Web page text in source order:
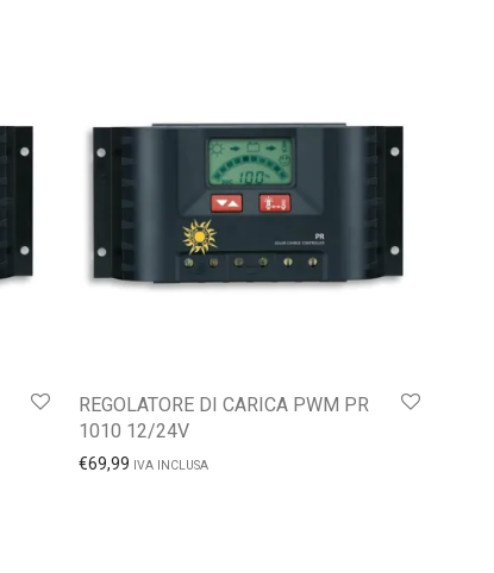
REGOLATORE DI CARICA PWM PR
1010 12/24V
€69,99 IVA INCLUSA